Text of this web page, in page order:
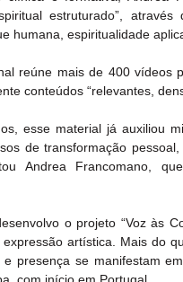
estruturado”,
humana, espiritualidade
reúne mais de 400 vídeos
conteúdos “relevantes,
esse material já auxiliou
de transformação
Andrea Francomano,
o projeto “Voz às
artística. Mais do
e presença se manifestam
com início em Portugal.